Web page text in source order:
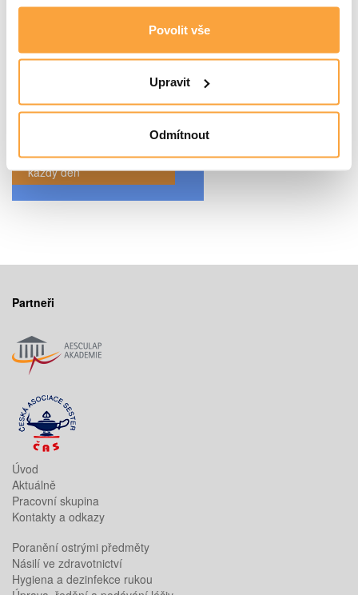
Povolit vše
Upravit
Odmítnout
Jak postupovat?
Praktická řešení pro
každý den
Partneři
Úvod
Aktuálně
Pracovní skupina
Kontakty a odkazy
Poranění ostrými předměty
Násilí ve zdravotnictví
Hygiena a dezinfekce rukou